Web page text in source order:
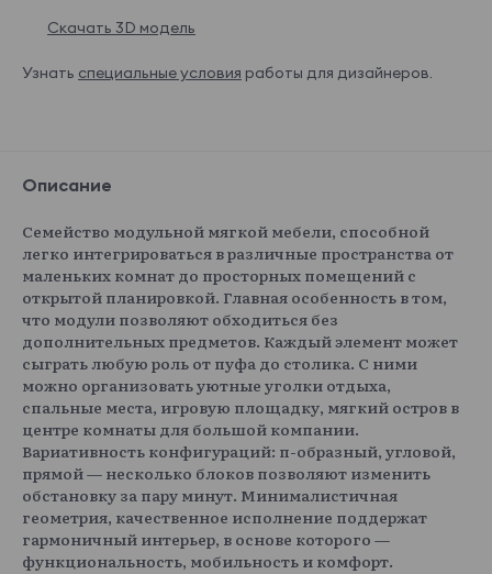
Скачать 3D модель
Узнать специальные условия работы для дизайнеров.
Описание
Семейство модульной мягкой мебели, способной
легко интегрироваться в различные пространства от
маленьких комнат до просторных помещений с
открытой планировкой. Главная особенность в том,
что модули позволяют обходиться без
дополнительных предметов. Каждый элемент может
сыграть любую роль от пуфа до столика. С ними
можно организовать уютные уголки отдыха,
спальные места, игровую площадку, мягкий остров в
центре комнаты для большой компании.
Вариативность конфигураций: п-образный, угловой,
прямой — несколько блоков позволяют изменить
обстановку за пару минут. Минималистичная
геометрия, качественное исполнение поддержат
гармоничный интерьер, в основе которого —
функциональность, мобильность и комфорт.